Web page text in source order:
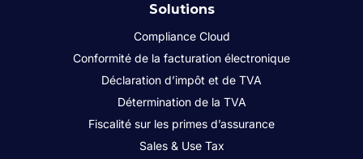
Solutions
Compliance Cloud
Conformité de la facturation électronique
Déclaration d’impôt et de TVA
Détermination de la TVA
Fiscalité sur les primes d’assurance
Sales & Use Tax